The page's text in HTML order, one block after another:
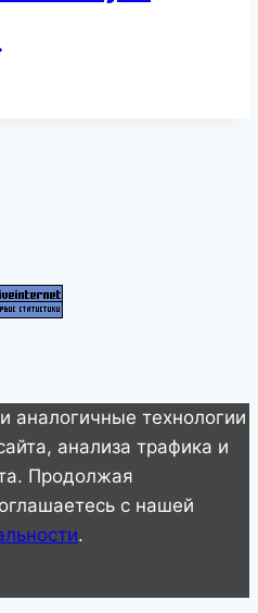
аналогичные технологии
анализа трафика и
Продолжая
с нашей
.